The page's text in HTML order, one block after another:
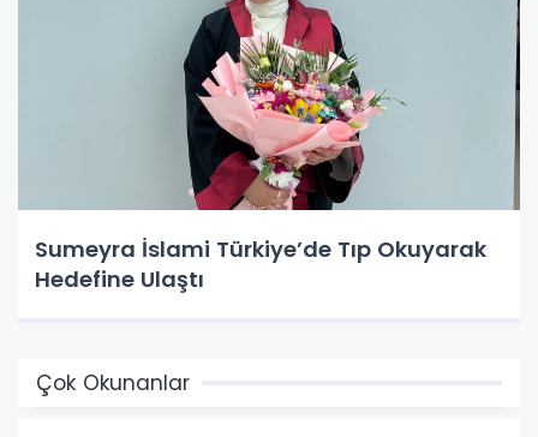
Sumeyra İslami Türkiye’de Tıp Okuyarak
Hedefine Ulaştı
Çok Okunanlar